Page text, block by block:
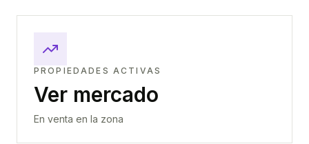
PROPIEDADES ACTIVAS
Ver mercado
En venta en la zona